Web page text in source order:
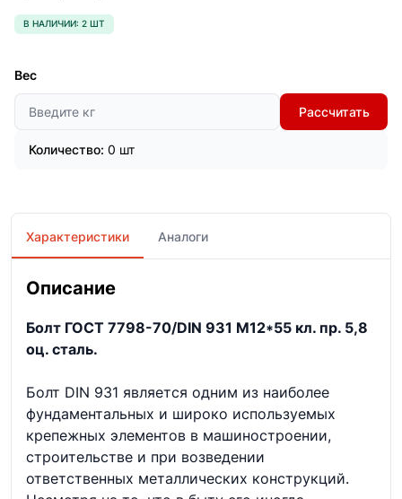
В НАЛИЧИИ: 2 ШТ
Вес
Рассчитать
Количество: 0 шт
Характеристики Аналоги
Описание
Болт ГОСТ 7798-70/DIN 931 М12*55 кл. пр. 5,8
оц. сталь.
Болт DIN 931 является одним из наиболее
фундаментальных и широко используемых
крепежных элементов в машиностроении,
строительстве и при возведении
ответственных металлических конструкций.